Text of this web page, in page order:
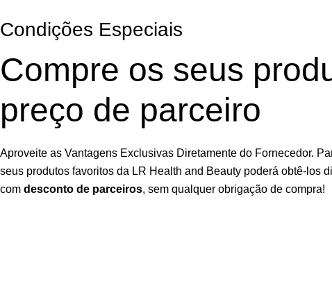
Condições Especiais
Compre os seus
preço de parceiro
Aproveite as Vantagens Exclusivas Diretamente do Fornecedor.
seus produtos favoritos da LR Health and Beauty poderá obtê-los
com desconto de parceiros, sem qualquer obrigação de compra!